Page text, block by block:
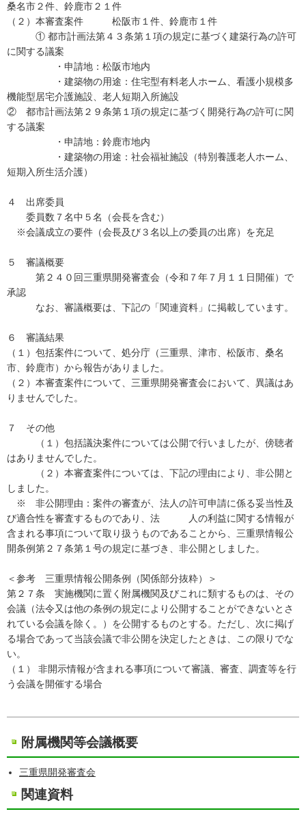
桑名市２件、鈴鹿市２１件
（２）本審査案件 松阪市１件、鈴鹿市１件
① 都市計画法第４３条第１項の規定に基づく建築行為の許可
に関する議案
・申請地：松阪市地内
・建築物の用途：住宅型有料老人ホーム、看護小規模多
機能型居宅介護施設、老人短期入所施設
② 都市計画法第２９条第１項の規定に基づく開発行為の許可に関
する議案
・申請地：鈴鹿市地内
・建築物の用途：社会福祉施設（特別養護老人ホーム、
短期入所生活介護）
４ 出席委員
委員数７名中５名（会長を含む）
※会議成立の要件（会長及び３名以上の委員の出席）を充足
５ 審議概要
第２４０回三重県開発審査会（令和７年７月１１日開催）で
承認
なお、審議概要は、下記の「関連資料」に掲載しています。
６ 審議結果
（１）包括案件について、処分庁（三重県、津市、松阪市、桑名
市、鈴鹿市）から報告がありました。
（２）本審査案件について、三重県開発審査会において、異議はあ
りませんでした。
７ その他
（１）包括議決案件については公開で行いましたが、傍聴者
はありませんでした。
（２）本審査案件については、下記の理由により、非公開と
しました。
※ 非公開理由：案件の審査が、法人の許可申請に係る妥当性及
び適合性を審査するものであり、法 人の利益に関する情報が
含まれる事項について取り扱うものであることから、三重県情報公
開条例第２７条第１号の規定に基づき、非公開としました。
＜参考 三重県情報公開条例（関係部分抜粋）＞
第２７条 実施機関に置く附属機関及びこれに類するものは、その
会議（法令又は他の条例の規定により公開することができないとさ
れている会議を除く。）を公開するものとする。ただし、次に掲げ
る場合であって当該会議で非公開を決定したときは、この限りでな
い。
（１） 非開示情報が含まれる事項について審議、審査、調査等を行
う会議を開催する場合
附属機関等会議概要
三重県開発審査会
関連資料